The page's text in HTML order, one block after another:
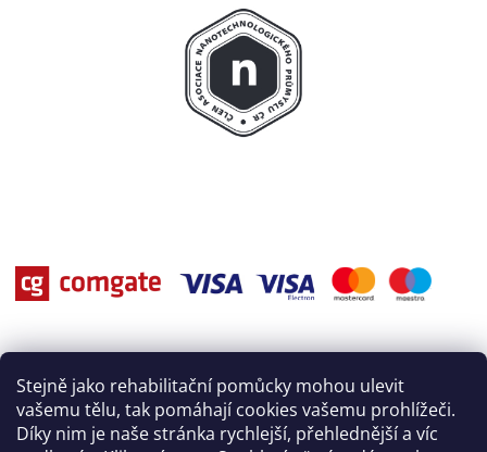
Stejně jako rehabilitační pomůcky mohou ulevit
vašemu tělu, tak pomáhají cookies vašemu prohlížeči.
Díky nim je naše stránka rychlejší, přehlednější a víc